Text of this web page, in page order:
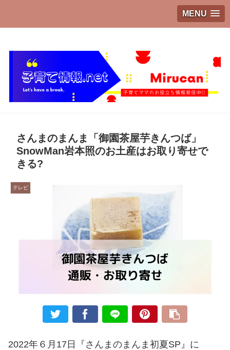
MENU
さんまのまんま「御園茶屋芋きんつば」
SnowMan岩本照のお土産はお取り寄せで
きる?
テレビ
2022年６月17日『さんまのまんま初夏SP』に